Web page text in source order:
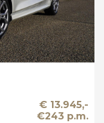
€ 13.945,-
€243 p.m.